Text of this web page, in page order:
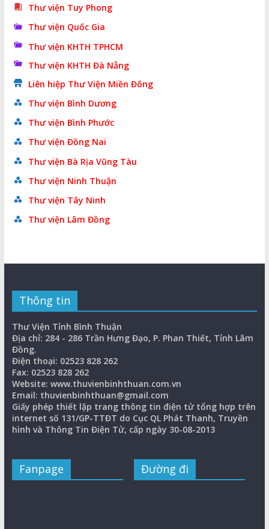
Thư viện Tuy Phong
Thư viện Quốc Gia
Thư viện KHTH TPHCM
Thư viện KHTH Đà Nẵng
Liên hiệp Thư Viện Miền Đông
Thư viện Bình Dương
Thư viện Bình Phước
Thư viện Đồng Nai
Thư viện Bà Rịa Vũng Tàu
Thư viện Ninh Thuận
Thư viện Tây Ninh
Thư viện Lâm Đồng
Thông tin
Thư Viện Tỉnh Bình Thuận
Địa chỉ: 284 - 286 Trần Hưng Đạo, P. Phan Thiết, Tỉnh Lâm
Đồng.
Điện thoại: 02523 828 262
Fax: 02523 828 262
Website: www.thuvienbinhthuan.com.vn
Email: thuvienbinhthuan@gmail.com
Giấy phép thiết lập trang thông tin điện tử tổng hợp trên
internet số 131/GP-TTĐT do Cục QL Phát Thanh, Truyền
hình và Thông Tin Điện Tử, cấp ngày 30-08-2013
Fanpage Đường đi